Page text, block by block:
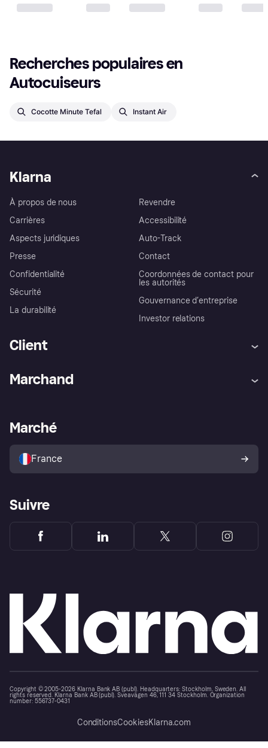
Recherches populaires en
Autocuiseurs
Cocotte Minute Tefal Instant Air
Klarna
À propos de nous
Carrières
Aspects juridiques
Presse
Confidentialité
Sécurité
La durabilité
Revendre
Accessibilité
Auto-Track
Contact
Coordonnées de contact pour
les autorités
Gouvernance d’entreprise
Investor relations
Client
Explorez les magasins
Politique de protection de
l’acheteur Klarna
Marchand
Portail Marchand
Marché
France
Suivre
Copyright © 2005-2026 Klarna Bank AB (publ). Headquarters: Stockholm, Sweden. All
rights reserved. Klarna Bank AB (publ). Sveavägen 46, 111 34 Stockholm. Organization
number: 556737-0431
ConditionsCookiesKlarna.com